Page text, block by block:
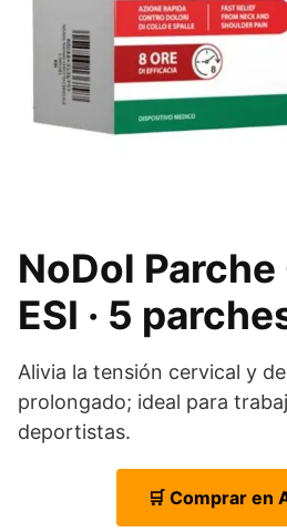
NoDol Parche
ESI · 5
Alivia la tensión cervical y
prolongado; ideal para
deportistas.
🛒 Comprar en